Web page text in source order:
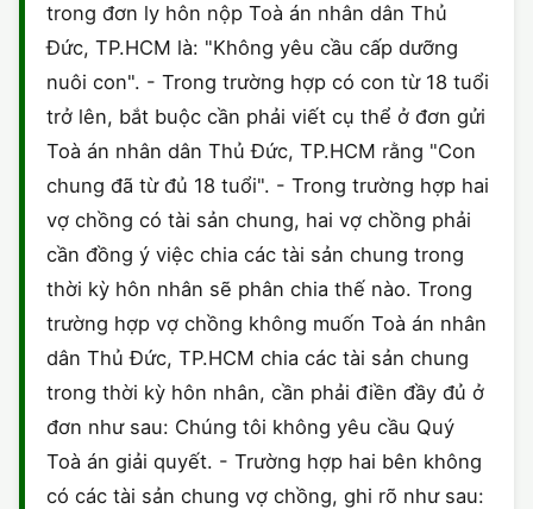
CHỨNG NHẬN HACCP
trong đơn ly hôn nộp Toà án nhân dân Thủ
Đức, TP.HCM là: "Không yêu cầu cấp dưỡng
nuôi con". - Trong trường hợp có con từ 18 tuổi
trở lên, bắt buộc cần phải viết cụ thể ở đơn gửi
Toà án nhân dân Thủ Đức, TP.HCM rằng "Con
chung đã từ đủ 18 tuổi". - Trong trường hợp hai
vợ chồng có tài sản chung, hai vợ chồng phải
cần đồng ý việc chia các tài sản chung trong
thời kỳ hôn nhân sẽ phân chia thế nào. Trong
trường hợp vợ chồng không muốn Toà án nhân
dân Thủ Đức, TP.HCM chia các tài sản chung
trong thời kỳ hôn nhân, cần phải điền đầy đủ ở
đơn như sau: Chúng tôi không yêu cầu Quý
Toà án giải quyết. - Trường hợp hai bên không
có các tài sản chung vợ chồng, ghi rõ như sau: